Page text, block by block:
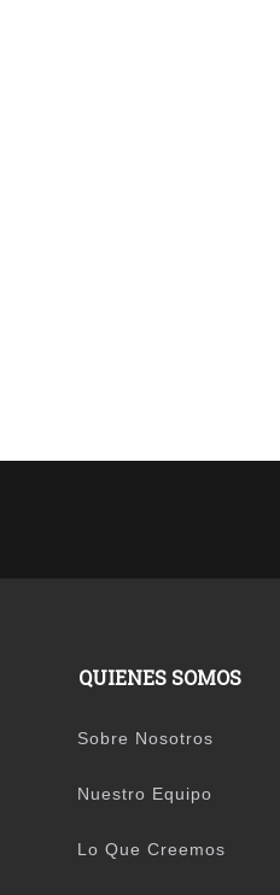
QUIENES SOMOS
Sobre Nosotros
Nuestro Equipo
Lo Que Creemos